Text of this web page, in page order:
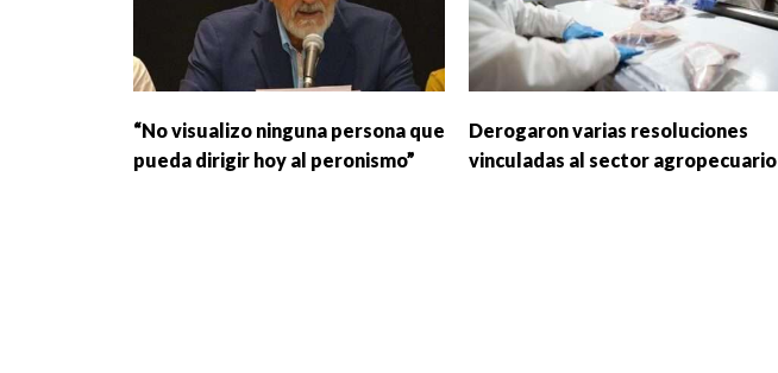
“No visualizo ninguna persona que
pueda dirigir hoy al peronismo”
Derogaron varias resoluciones
vinculadas al sector agropecuario